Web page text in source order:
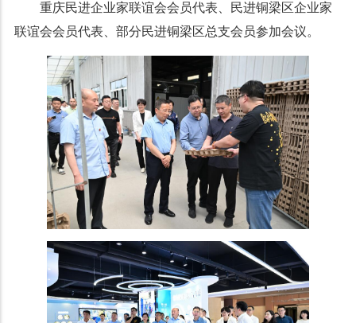
重庆民进企业家联谊会会员代表、民进铜梁区企业家
联谊会会员代表、部分民进铜梁区总支会员参加会议。